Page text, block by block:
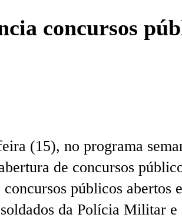
concursos
(15), no programa
de concursos
públicos abertos
da Polícia Militar